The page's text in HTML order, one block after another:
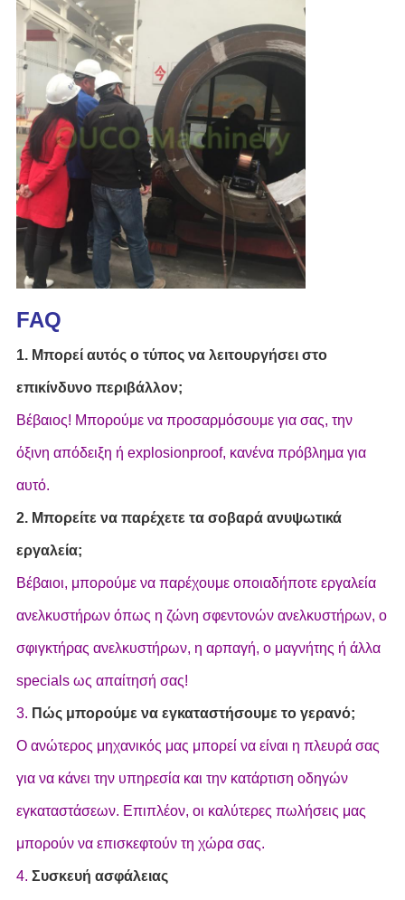
FAQ
1. Μπορεί αυτός ο τύπος να λειτουργήσει στο
επικίνδυνο περιβάλλον;
Βέβαιος! Μπορούμε να προσαρμόσουμε για σας, την
όξινη απόδειξη ή explosionproof, κανένα πρόβλημα για
αυτό.
2. Μπορείτε να παρέχετε τα σοβαρά ανυψωτικά
εργαλεία;
Βέβαιοι, μπορούμε να παρέχουμε οποιαδήποτε εργαλεία
ανελκυστήρων όπως η ζώνη σφεντονών ανελκυστήρων, ο
σφιγκτήρας ανελκυστήρων, η αρπαγή, ο μαγνήτης ή άλλα
specials ως απαίτησή σας!
3. Πώς μπορούμε να εγκαταστήσουμε το γερανό;
Ο ανώτερος μηχανικός μας μπορεί να είναι η πλευρά σας
για να κάνει την υπηρεσία και την κατάρτιση οδηγών
εγκαταστάσεων. Επιπλέον, οι καλύτερες πωλήσεις μας
μπορούν να επισκεφτούν τη χώρα σας.
4. Συσκευή ασφάλειας